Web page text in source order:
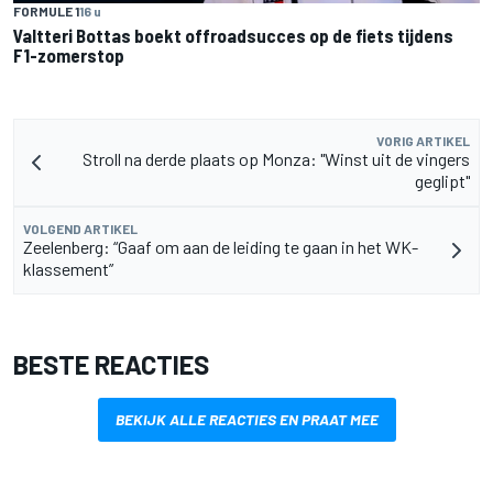
FORMULE 116 u
Valtteri Bottas boekt offroadsucces op de fiets tijdens
F1-zomerstop
VORIG ARTIKEL
Stroll na derde plaats op Monza: "Winst uit de vingers
geglipt"
VOLGEND ARTIKEL
Zeelenberg: “Gaaf om aan de leiding te gaan in het WK-
klassement”
BESTE REACTIES
BEKIJK ALLE REACTIES EN PRAAT MEE